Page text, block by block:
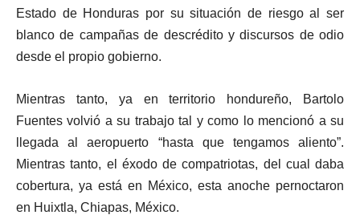
Estado de Honduras por su situación de riesgo al ser
blanco de campañas de descrédito y discursos de odio
desde el propio gobierno.
Mientras tanto, ya en territorio hondureño, Bartolo
Fuentes volvió a su trabajo tal y como lo mencionó a su
llegada al aeropuerto “hasta que tengamos aliento”.
Mientras tanto, el éxodo de compatriotas, del cual daba
cobertura, ya está en México, esta anoche pernoctaron
en Huixtla, Chiapas, México.